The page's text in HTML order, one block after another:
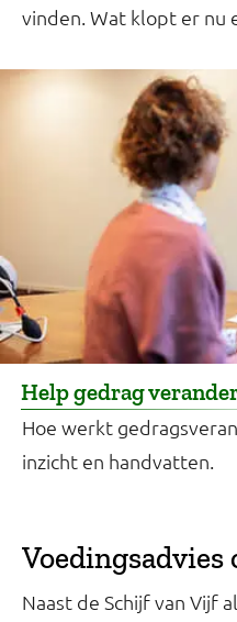
vinden. Wat klopt er nu
Help gedrag
Hoe werkt
inzicht en handvatten.
Voedingsadvies
Naast de Schijf van Vijf